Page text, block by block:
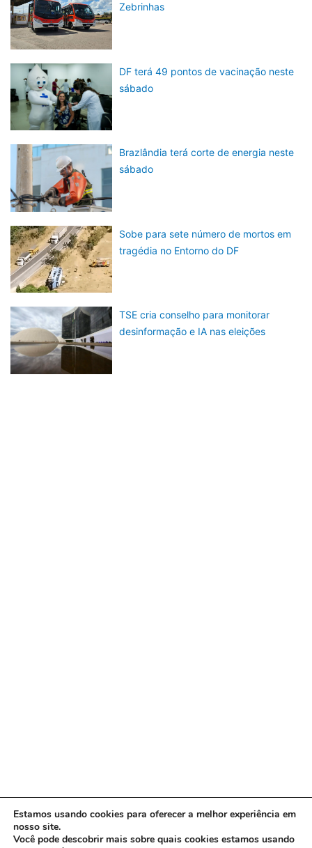
Zebrinhas
DF terá 49 pontos de vacinação neste
sábado
Brazlândia terá corte de energia neste
sábado
Sobe para sete número de mortos em
tragédia no Entorno do DF
TSE cria conselho para monitorar
desinformação e IA nas eleições
Estamos usando cookies para oferecer a melhor experiência em
nosso site.
Você pode descobrir mais sobre quais cookies estamos usando